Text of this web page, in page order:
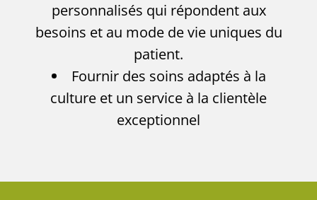
personnalisés qui répondent aux
besoins et au mode de vie uniques du
patient.
Fournir des soins adaptés à la
culture et un service à la clientèle
exceptionnel